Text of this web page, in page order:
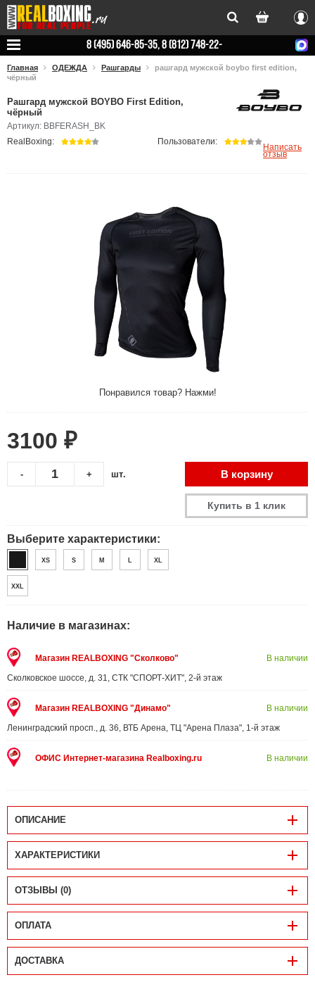
Вход
8 (495) 646-85-35, 8 (812) 748-22-
Главная ОДЕЖДА Рашгарды
рашгард мужской boybo first edition,
чёрный
Рашгард мужской BOYBO First Edition,
чёрный
Артикул: BBFERASH_BK
Понравился товар? Нажми!
RealBoxing: Пользователи:
Написать
отзыв
3100 ₽
+
- шт. В корзину
Купить в 1 клик
Выберите характеристики:
XS S M L XL
XXL
Наличие в магазинах:
Магазин REALBOXING "Сколково"
Сколковское шоссе, д. 31, СТК "СПОРТ-ХИТ", 2-й этаж
В наличии
Магазин REALBOXING "Динамо"
Ленинградский просп., д. 36, ВТБ Арена, ТЦ "Арена Плаза", 1-й этаж
В наличии
ОФИС Интернет-магазина Realboxing.ru В наличии
ОПИСАНИЕ
ХАРАКТЕРИСТИКИ
ОТЗЫВЫ (0)
ОПЛАТА
ДОСТАВКА